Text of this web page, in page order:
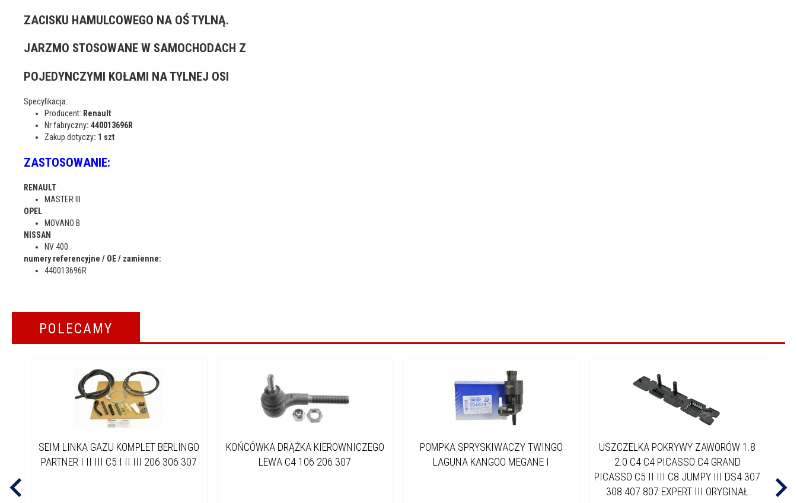
ZACISKU HAMULCOWEGO NA OŚ TYLNĄ.
JARZMO STOSOWANE W SAMOCHODACH Z
POJEDYNCZYMI KOŁAMI NA TYLNEJ OSI
Specyfikacja:
Producent: Renault
Nr fabryczny: 440013696R
Zakup dotyczy: 1 szt
ZASTOSOWANIE:
RENAULT
MASTER III
OPEL
MOVANO B
NISSAN
NV 400
numery referencyjne / OE / zamienne:
440013696R
POLECAMY
SEIM LINKA GAZU KOMPLET BERLINGO
PARTNER I II III C5 I II III 206 306 307
KOŃCÓWKA DRĄŻKA KIEROWNICZEGO
LEWA C4 106 206 307
POMPKA SPRYSKIWACZY TWINGO
LAGUNA KANGOO MEGANE I
USZCZELKA POKRYWY ZAWORÓW 1.8
2.0 C4 C4 PICASSO C4 GRAND
PICASSO C5 II III C8 JUMPY III DS4 307
308 407 807 EXPERT III ORYGINAŁ